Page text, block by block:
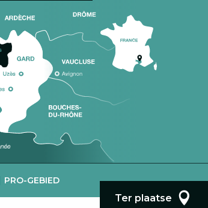
Ter plaatse
PRO-GEBIED